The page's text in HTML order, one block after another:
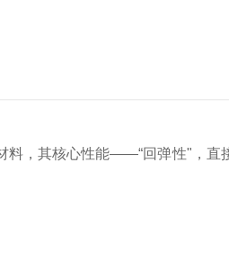
料，其核心性能——“回弹性"，直